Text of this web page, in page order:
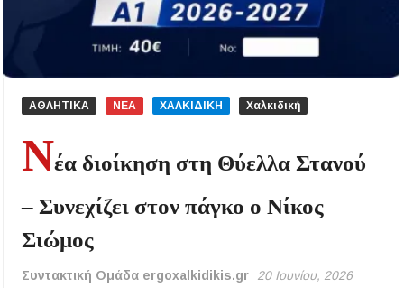
ΑΘΛΗΤΙΚΑ ΝΕΑ ΧΑΛΚΙΔΙΚΗ Χαλκιδική
Νέα διοίκηση στη Θύελλα Στανού
– Συνεχίζει στον πάγκο ο Νίκος
Σιώμος
Συντακτική Ομάδα ergoxalkidikis.gr 20 Ιουνίου, 2026